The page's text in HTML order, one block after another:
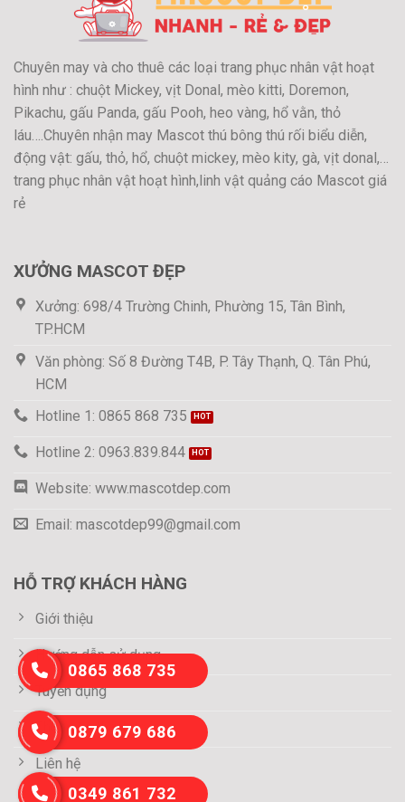
Chuyên may và cho thuê các loại trang phục nhân vật hoạt
hình như : chuột Mickey, vịt Donal, mèo kitti, Doremon,
Pikachu, gấu Panda, gấu Pooh, heo vàng, hổ vằn, thỏ
láu….Chuyên nhận may Mascot thú bông thú rối biểu diễn,
động vật: gấu, thỏ, hổ, chuột mickey, mèo kity, gà, vịt donal,…
trang phục nhân vật hoạt hình,linh vật quảng cáo Mascot giá
rẻ
XƯỞNG MASCOT ĐẸP
Xưởng: 698/4 Trường Chinh, Phường 15, Tân Bình,
TP.HCM
Văn phòng: Số 8 Đường T4B, P. Tây Thạnh, Q. Tân Phú,
HCM
Hotline 1: 0865 868 735
Hotline 2: 0963.839.844
Website: www.mascotdep.com
Email: mascotdep99@gmail.com
HỖ TRỢ KHÁCH HÀNG
Giới thiệu
Hướng dẫn sử dụng
Tuyển dụng
Thông tin thanh toán
Liên hệ
0865 868 735
0879 679 686
0349 861 732